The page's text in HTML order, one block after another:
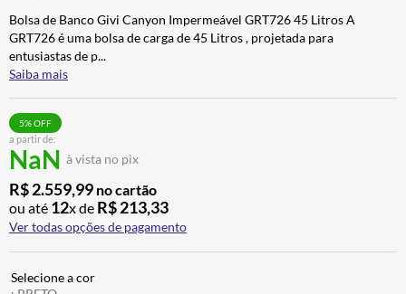
Bolsa de Banco Givi Canyon Impermeável GRT726 45 Litros A
GRT726 é uma bolsa de carga de 45 Litros , projetada para
entusiastas de p...
Saiba mais
a partir de:
NaN à vista no pix
5% OFF
R$2.559,99 no cartão
ou até 12x de R$213,33
Ver todas opções de pagamento
7º ALPINESTAR
8º AIROH
9º CALÇA
10º